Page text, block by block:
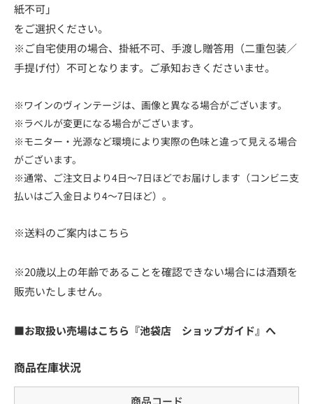
紙不可」
をご選択ください。
※ご自宅使用の場合、掛紙不可、手渡し贈答用（二重包装／
手提げ付）不可となります。ご承知おきくださいませ。
※ワインのヴィンテージは、画像と異なる場合がございます。
※ラベルが変更になる場合がございます。
※モニター・光源など環境により実際の色味と違って見える場合
がございます。
※通常、ご注文日より4日～7日ほどでお届けします（コンビニ支
払いはご入金日より4～7日ほど）。
※送料のご案内はこちら
※20歳以上の年齢であることを確認できない場合には酒類を
販売いたしません。
■お取扱い売場はこちら『池袋店 ショップガイド』へ
商品在庫状況
商品コード